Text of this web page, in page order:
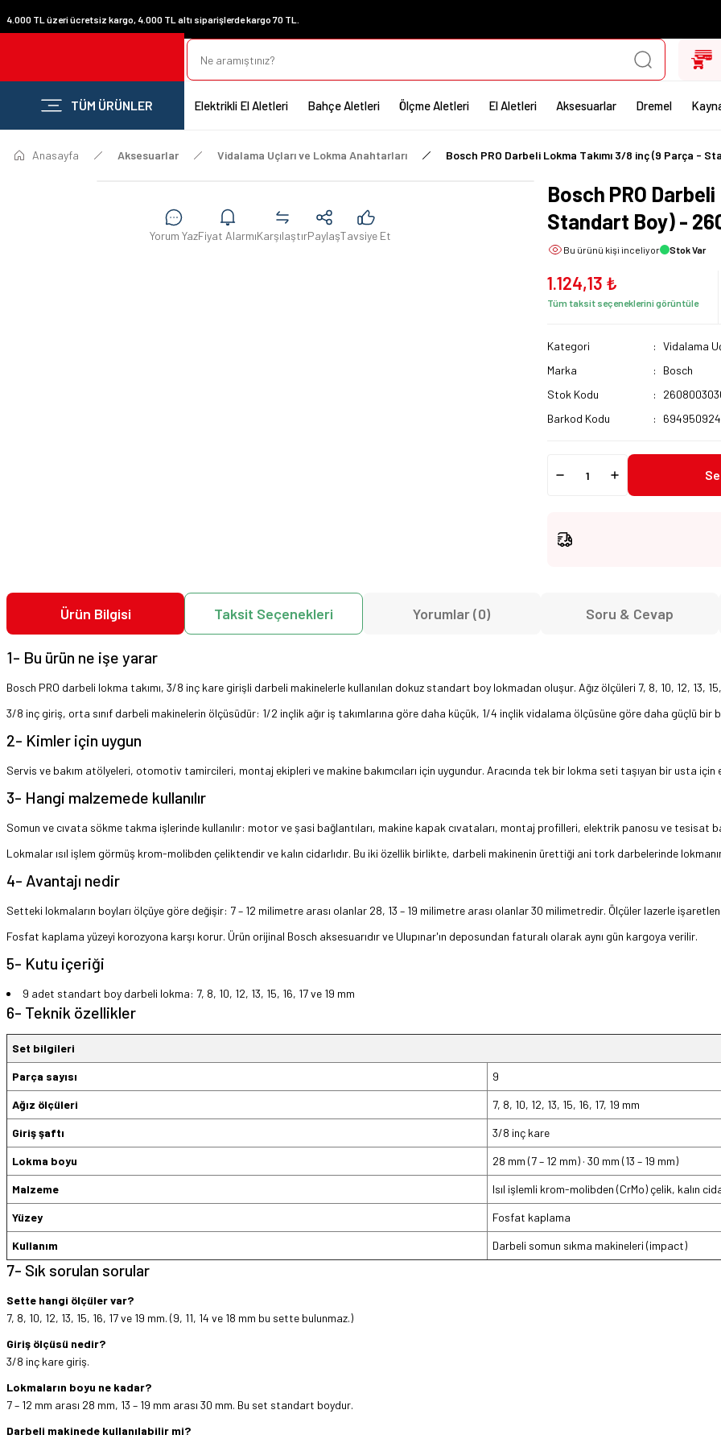
4.000 TL üzeri ücretsiz kargo, 4.000 TL altı siparişlerde kargo 70 TL.
TÜM ÜRÜNLER Elektrikli El Aletleri Bahçe Aletleri Ölçme Aletleri El Aletleri Aksesuarlar Dremel
Anasayfa Aksesuarlar Vidalama Uçları ve Lokma Anahtarları Bosch PRO Darbeli Lokma Takımı 3/8 inç (9 Parça -
Yorum YazFiyat AlarmıKarşılaştırPaylaşTavsiye Et
Bosch PRO
Standart Boy) -
Bu ürünü kişi inceliyor Stok Var
1.124,13 ₺
Tüm taksit seçeneklerini görüntüle
Kategori
Vidalama
Marka
Bosch
Stok Kodu
Barkod Kodu
Ürün Bilgisi Taksit Seçenekleri Yorumlar (0) Soru & Cevap
1- Bu ürün ne işe yarar
Bosch PRO darbeli lokma takımı, 3/8 inç kare girişli darbeli makinelerle kullanılan dokuz standart boy lokmadan oluşur. Ağız ölçüleri 7, 8, 10, 12, 13,
3/8 inç giriş, orta sınıf darbeli makinelerin ölçüsüdür: 1/2 inçlik ağır iş takımlarına göre daha küçük, 1/4 inçlik vidalama ölçüsüne göre daha güçlü
2- Kimler için uygun
Servis ve bakım atölyeleri, otomotiv tamircileri, montaj ekipleri ve makine bakımcıları için uygundur. Aracında tek bir lokma seti taşıyan bir usta için
3- Hangi malzemede kullanılır
Somun ve cıvata sökme takma işlerinde kullanılır: motor ve şasi bağlantıları, makine kapak cıvataları, montaj profilleri, elektrik panosu ve tesisat
Lokmalar ısıl işlem görmüş krom-molibden çeliktendir ve kalın cidarlıdır. Bu iki özellik birlikte, darbeli makinenin ürettiği ani tork darbelerinde
4- Avantajı nedir
Setteki lokmaların boyları ölçüye göre değişir: 7 – 12 milimetre arası olanlar 28, 13 – 19 milimetre arası olanlar 30 milimetredir. Ölçüler lazerle
Fosfat kaplama yüzeyi korozyona karşı korur. Ürün orijinal Bosch aksesuarıdır ve Ulupınar'ın deposundan faturalı olarak aynı gün kargoya verilir.
5- Kutu içeriği
9 adet standart boy darbeli lokma: 7, 8, 10, 12, 13, 15, 16, 17 ve 19 mm
6- Teknik özellikler
Set bilgileri
Parça sayısı 9
Ağız ölçüleri 7, 8, 10, 12, 13, 15, 16, 17, 19 mm
Giriş şaftı 3/8 inç kare
Lokma boyu 28 mm (7 – 12 mm) · 30 mm (13 – 19 mm)
Malzeme Isıl işlemli krom-molibden (CrMo) çelik, kalın
Yüzey Fosfat kaplama
Kullanım Darbeli somun sıkma makineleri (impact)
7- Sık sorulan sorular
Sette hangi ölçüler var?
7, 8, 10, 12, 13, 15, 16, 17 ve 19 mm. (9, 11, 14 ve 18 mm bu sette bulunmaz.)
Giriş ölçüsü nedir?
3/8 inç kare giriş.
Lokmaların boyu ne kadar?
7 – 12 mm arası 28 mm, 13 – 19 mm arası 30 mm. Bu set standart boydur.
Darbeli makinede kullanılabilir mi?